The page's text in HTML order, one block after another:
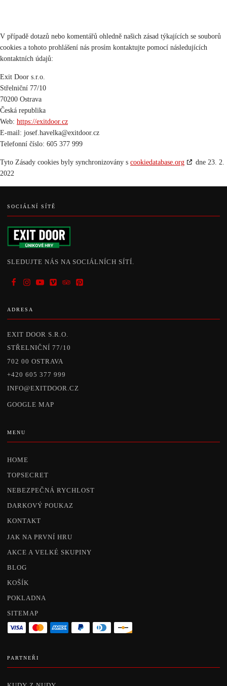
V případě dotazů nebo komentářů ohledně našich zásad týkajících se souborů
cookies a tohoto prohlášení nás prosím kontaktujte pomocí následujících
kontaktních údajů:
Exit Door s.r.o.
Střelniční 77/10
70200 Ostrava
Česká republika
Web: https://exitdoor.cz
E-mail: josef.havelka@exitdoor.cz
Telefonní číslo: 605 377 999
Tyto Zásady cookies byly synchronizovány s cookiedatabase.org
dne 23. 2.
2022
SOCIÁLNÍ SÍTĚ
SLEDUJTE NÁS NA SOCIÁLNÍCH SÍTÍ.
ADRESA
EXIT DOOR S.R.O.
STŘELNIČNÍ 77/10
702 00 OSTRAVA
+420 605 377 999
INFO@EXITDOOR.CZ
GOOGLE MAP
MENU
HOME
TOPSECRET
NEBEZPEČNÁ RYCHLOST
DARKOVÝ POUKAZ
KONTAKT
JAK NA PRVNÍ HRU
AKCE A VELKÉ SKUPINY
BLOG
KOŠÍK
POKLADNA
SITEMAP
PARTNEŘI